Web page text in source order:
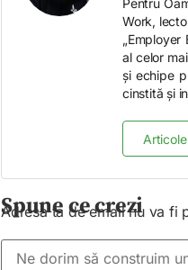
Work,
al celor
și echipe
cinstită și
Spune ce crezi
Adresa ta de email nu va fi